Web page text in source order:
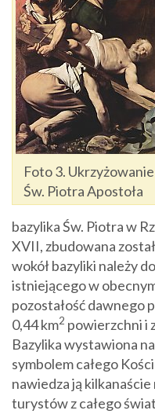
Foto 3. Ukrzyżowanie
Św. Piotra Apostoła
bazylika Św. Piotra w
XVII, zbudowana
wokół bazyliki należy
istniejącego w
pozostałość dawnego
0,44 km2 powierzchni i
Bazylika wystawiona
symbolem całego
nawiedza ją
turystów z całego